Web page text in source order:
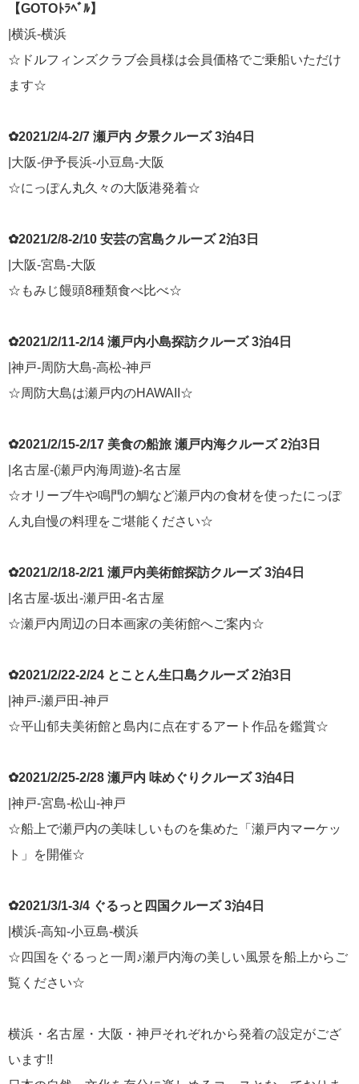
【GOTOﾄﾗﾍﾞﾙ】
|横浜-横浜
☆ドルフィンズクラブ会員様は会員価格でご乗船いただけ
ます☆
✿2021/2/4-2/7 瀬戸内 夕景クルーズ 3泊4日
|大阪-伊予長浜-小豆島-大阪
☆にっぽん丸久々の大阪港発着☆
✿2021/2/8-2/10 安芸の宮島クルーズ 2泊3日
|大阪-宮島-大阪
☆もみじ饅頭8種類食べ比べ☆
✿2021/2/11-2/14 瀬戸内小島探訪クルーズ 3泊4日
|神戸-周防大島-高松-神戸
☆周防大島は瀬戸内のHAWAII☆
✿2021/2/15-2/17 美食の船旅 瀬戸内海クルーズ 2泊3日
|名古屋-(瀬戸内海周遊)-名古屋
☆オリーブ牛や鳴門の鯛など瀬戸内の食材を使ったにっぽ
ん丸自慢の料理をご堪能ください☆
✿2021/2/18-2/21 瀬戸内美術館探訪クルーズ 3泊4日
|名古屋-坂出-瀬戸田-名古屋
☆瀬戸内周辺の日本画家の美術館へご案内☆
✿2021/2/22-2/24 とことん生口島クルーズ 2泊3日
|神戸-瀬戸田-神戸
☆平山郁夫美術館と島内に点在するアート作品を鑑賞☆
✿2021/2/25-2/28 瀬戸内 味めぐりクルーズ 3泊4日
|神戸-宮島-松山-神戸
☆船上で瀬戸内の美味しいものを集めた「瀬戸内マーケッ
ト」を開催☆
✿2021/3/1-3/4 ぐるっと四国クルーズ 3泊4日
|横浜-高知-小豆島-横浜
☆四国をぐるっと一周♪瀬戸内海の美しい風景を船上からご
覧ください☆
横浜・名古屋・大阪・神戸それぞれから発着の設定がござ
います!!